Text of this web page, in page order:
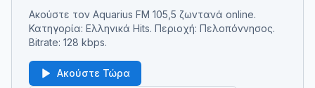
Ακούστε τον Aquarius FM 105,5 ζωντανά online.
Κατηγορία: Ελληνικά Hits. Περιοχή: Πελοπόννησος.
Bitrate: 128 kbps.
Ακούστε Τώρα